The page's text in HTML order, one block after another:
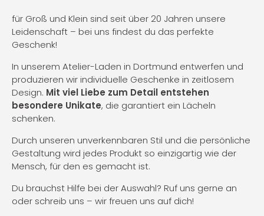
für Groß und Klein sind seit über 20 Jahren unsere
Leidenschaft – bei uns findest du das perfekte
Geschenk!
In unserem Atelier-Laden in Dortmund entwerfen und
produzieren wir individuelle Geschenke in zeitlosem
Design. Mit viel Liebe zum Detail entstehen
besondere Unikate, die garantiert ein Lächeln
schenken.
Durch unseren unverkennbaren Stil und die persönliche
Gestaltung wird jedes Produkt so einzigartig wie der
Mensch, für den es gemacht ist.
Du brauchst Hilfe bei der Auswahl? Ruf uns gerne an
oder schreib uns – wir freuen uns auf dich!